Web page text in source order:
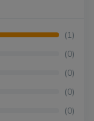
(1)
(0)
(0)
(0)
(0)